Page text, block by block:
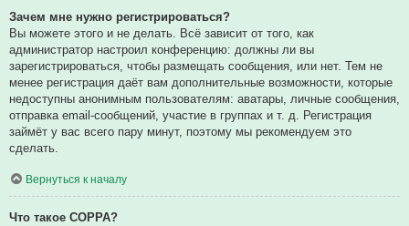
Зачем мне нужно регистрироваться?
Вы можете этого и не делать. Всё зависит от того, как
администратор настроил конференцию: должны ли вы
зарегистрироваться, чтобы размещать сообщения, или нет. Тем не
менее регистрация даёт вам дополнительные возможности, которые
недоступны анонимным пользователям: аватары, личные сообщения,
отправка email-сообщений, участие в группах и т. д. Регистрация
займёт у вас всего пару минут, поэтому мы рекомендуем это
сделать.
Вернуться к началу
Что такое COPPA?